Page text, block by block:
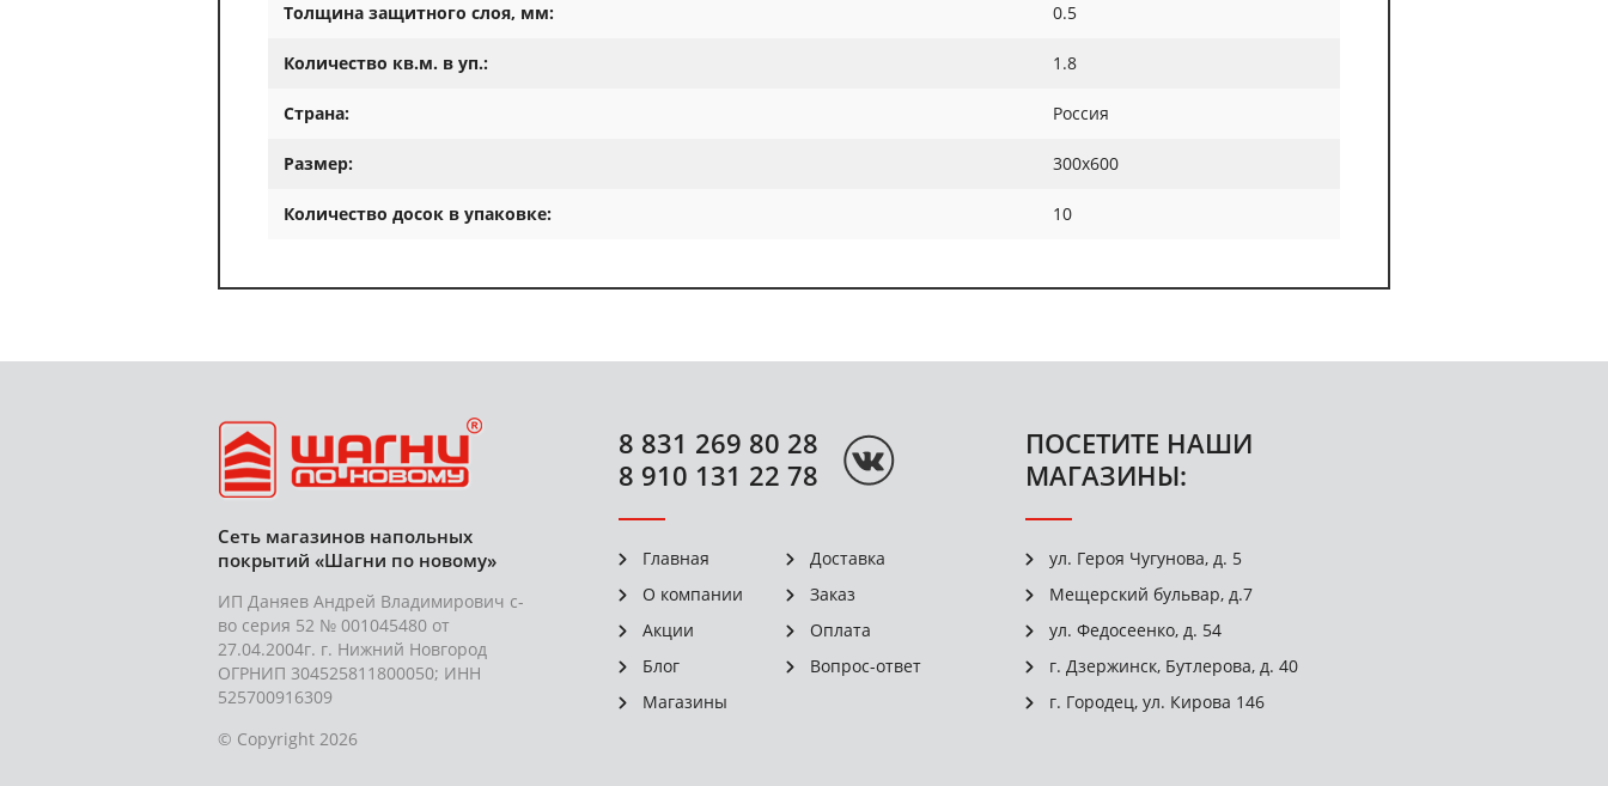
Толщина защитного слоя, мм: 0.5
Количество кв.м. в уп.: 1.8
Страна: Россия
Размер: 300х600
Количество досок в упаковке: 10
Сеть магазинов напольных
покрытий «Шагни по новому»
ИП Даняев Андрей Владимирович с-
во серия 52 № 001045480 от
27.04.2004г. г. Нижний Новгород
ОГРНИП 304525811800050; ИНН
525700916309
© Copyright 2026
8 831 269 80 28
8 910 131 22 78
Главная
О компании
Акции
Блог
Магазины
Доставка
Заказ
Оплата
Вопрос-ответ
ПОСЕТИТЕ НАШИ
МАГАЗИНЫ:
ул. Героя Чугунова, д. 5
Мещерский бульвар, д.7
ул. Федосеенко, д. 54
г. Дзержинск, Бутлерова, д. 40
г. Городец, ул. Кирова 146